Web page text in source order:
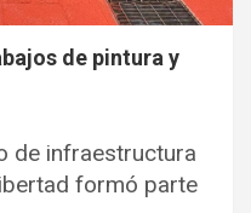
de pintura y
de infraestructura
formó parte